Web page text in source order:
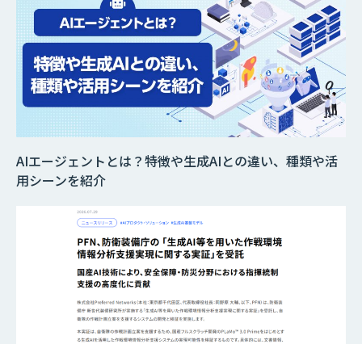
AIエージェントとは？特徴や生成AIとの違い、種類や活
用シーンを紹介